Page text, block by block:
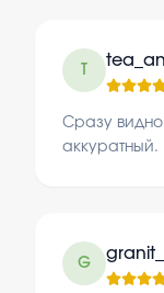
Сразу видно
аккуратный.
G